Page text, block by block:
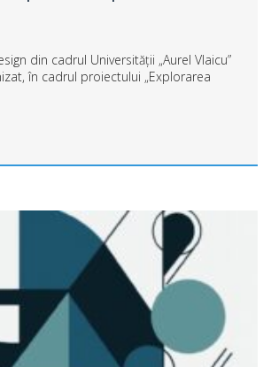
din cadrul Universității „Aurel Vlaicu”
în cadrul proiectului „Explorarea
pentru un Viitor Sustenabil”, două
dedicate...